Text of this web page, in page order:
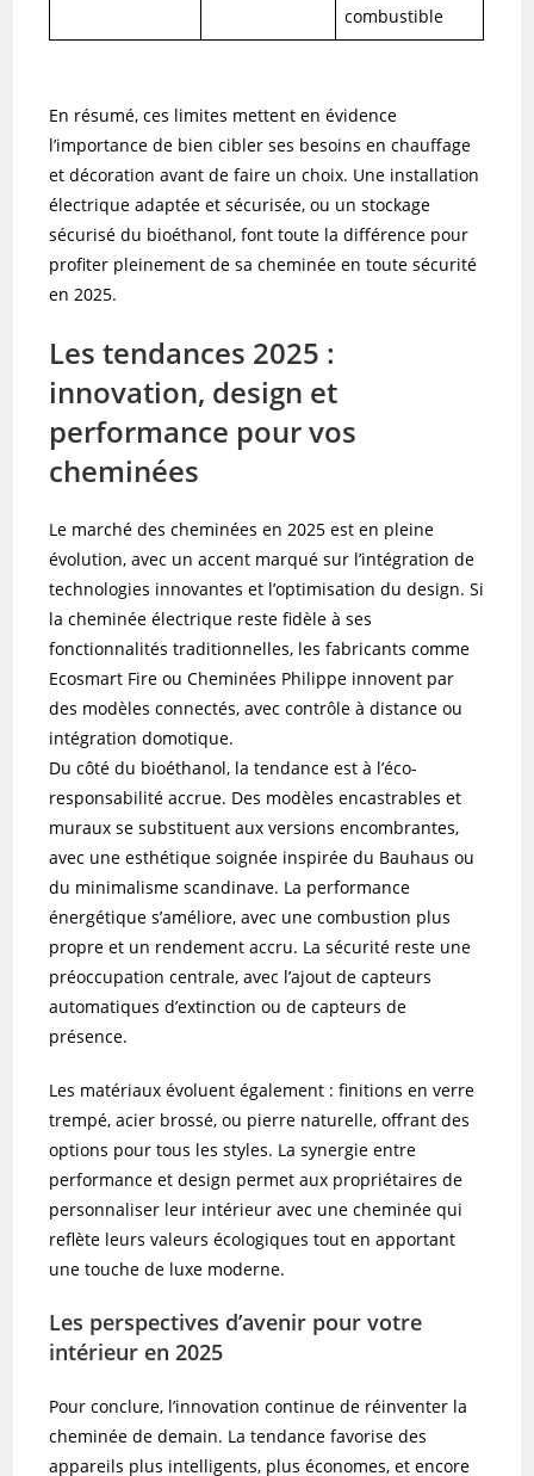
combustible
En résumé, ces limites mettent en évidence
l’importance de bien cibler ses besoins en chauffage
et décoration avant de faire un choix. Une installation
électrique adaptée et sécurisée, ou un stockage
sécurisé du bioéthanol, font toute la différence pour
profiter pleinement de sa cheminée en toute sécurité
en 2025.
Les tendances 2025 :
innovation, design et
performance pour vos
cheminées
Le marché des cheminées en 2025 est en pleine
évolution, avec un accent marqué sur l’intégration de
technologies innovantes et l’optimisation du design. Si
la cheminée électrique reste fidèle à ses
fonctionnalités traditionnelles, les fabricants comme
Ecosmart Fire ou Cheminées Philippe innovent par
des modèles connectés, avec contrôle à distance ou
intégration domotique.
Du côté du bioéthanol, la tendance est à l’éco-
responsabilité accrue. Des modèles encastrables et
muraux se substituent aux versions encombrantes,
avec une esthétique soignée inspirée du Bauhaus ou
du minimalisme scandinave. La performance
énergétique s’améliore, avec une combustion plus
propre et un rendement accru. La sécurité reste une
préoccupation centrale, avec l’ajout de capteurs
automatiques d’extinction ou de capteurs de
présence.
Les matériaux évoluent également : finitions en verre
trempé, acier brossé, ou pierre naturelle, offrant des
options pour tous les styles. La synergie entre
performance et design permet aux propriétaires de
personnaliser leur intérieur avec une cheminée qui
reflète leurs valeurs écologiques tout en apportant
une touche de luxe moderne.
Les perspectives d’avenir pour votre
intérieur en 2025
Pour conclure, l’innovation continue de réinventer la
cheminée de demain. La tendance favorise des
appareils plus intelligents, plus économes, et encore